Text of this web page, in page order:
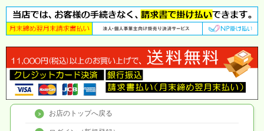
お店のトップへ戻る